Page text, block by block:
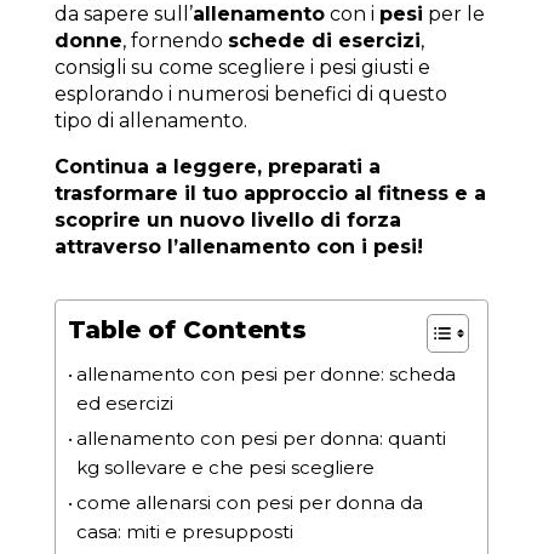
da sapere sull’allenamentocon i pesi per le
donne, fornendo schede di esercizi,
consigli su come scegliere i pesi giusti e
esplorando i numerosi benefici di questo
tipo di allenamento.
Continua a leggere, preparati a
trasformare il tuo approccio al fitness e a
scoprire un nuovo livello di forza
attraverso l’allenamento con i pesi!
Table of Contents
allenamento con pesi per donne: scheda
ed esercizi
allenamento con pesi per donna: quanti
kg sollevare e che pesi scegliere
come allenarsi con pesi per donna da
casa: miti e presupposti